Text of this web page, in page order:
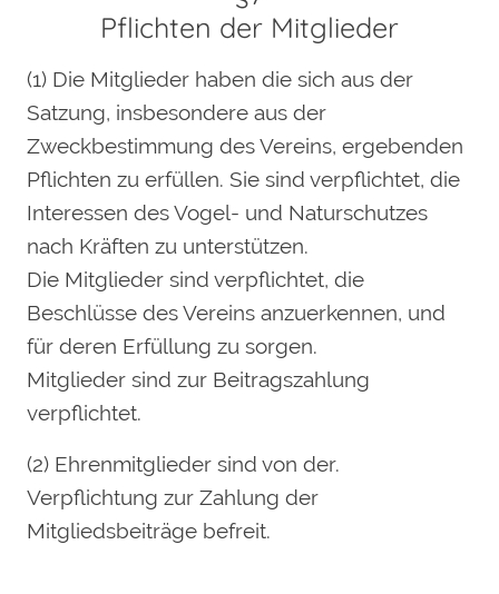
Pflichten der Mitglieder
(1) Die Mitglieder haben die sich aus der
Satzung, insbesondere aus der
Zweckbestimmung des Vereins, ergebenden
Pflichten zu erfüllen. Sie sind verpflichtet, die
Interessen des Vogel- und Naturschutzes
nach Kräften zu unterstützen.
Die Mitglieder sind verpflichtet, die
Beschlüsse des Vereins anzuerkennen, und
für deren Erfüllung zu sorgen.
Mitglieder sind zur Beitragszahlung
verpflichtet.
(2) Ehrenmitglieder sind von der.
Verpflichtung zur Zahlung der
Mitgliedsbeiträge befreit.